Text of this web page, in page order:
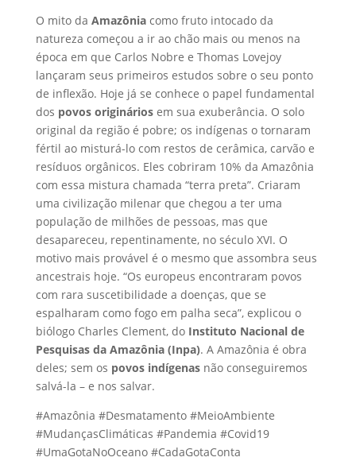
O mito da Amazôniacomo fruto intocado da
natureza começou a ir ao chão mais ou menos na
época em que Carlos Nobre e Thomas Lovejoy
lançaram seus primeiros estudos sobre o seu ponto
de inflexão. Hoje já se conhece o papel fundamental
dos povos origináriosem sua exuberância. O solo
original da região é pobre; os indígenas o tornaram
fértil ao misturá-lo com restos de cerâmica, carvão e
resíduos orgânicos. Eles cobriram 10% da Amazônia
com essa mistura chamada “terra preta”. Criaram
uma civilização milenar que chegou a ter uma
população de milhões de pessoas, mas que
desapareceu, repentinamente, no século XVI. O
motivo mais provável é o mesmo que assombra seus
ancestrais hoje. “Os europeus encontraram povos
com rara suscetibilidade a doenças, que se
espalharam como fogo em palha seca”, explicou o
biólogo Charles Clement, doInstituto Nacional de
Pesquisas da Amazônia (Inpa). A Amazônia é obra
deles; sem os povos indígenasnão conseguiremos
salvá-la – e nos salvar.
#Amazônia #Desmatamento #MeioAmbiente
#MudançasClimáticas #Pandemia #Covid19
#UmaGotaNoOceano #CadaGotaConta